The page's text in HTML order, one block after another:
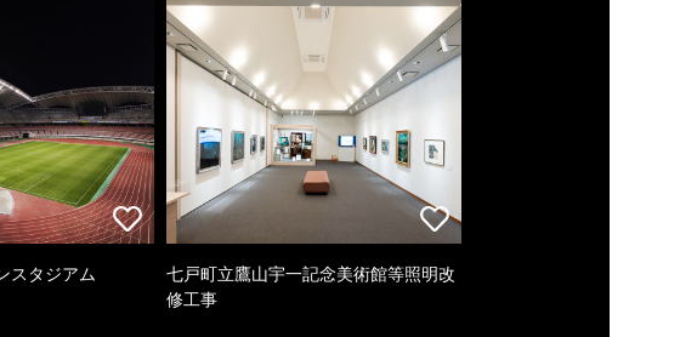
スタジアム
七戸町立鷹山宇一記念美術館等照明改
修工事